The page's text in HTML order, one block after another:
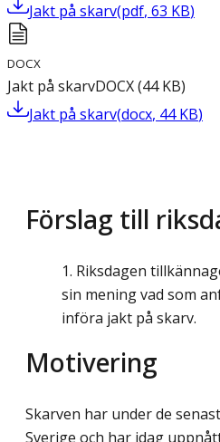
Jakt på skarv(pdf, 63 KB)
DOCX
Jakt på skarvDOCX(44 KB)
Jakt på skarv(docx, 44 KB)
Förslag till
Riksdagen
sin mening vad som
införa jakt på skarv.
Motivering
Skarven har under de
Sverige och har idag